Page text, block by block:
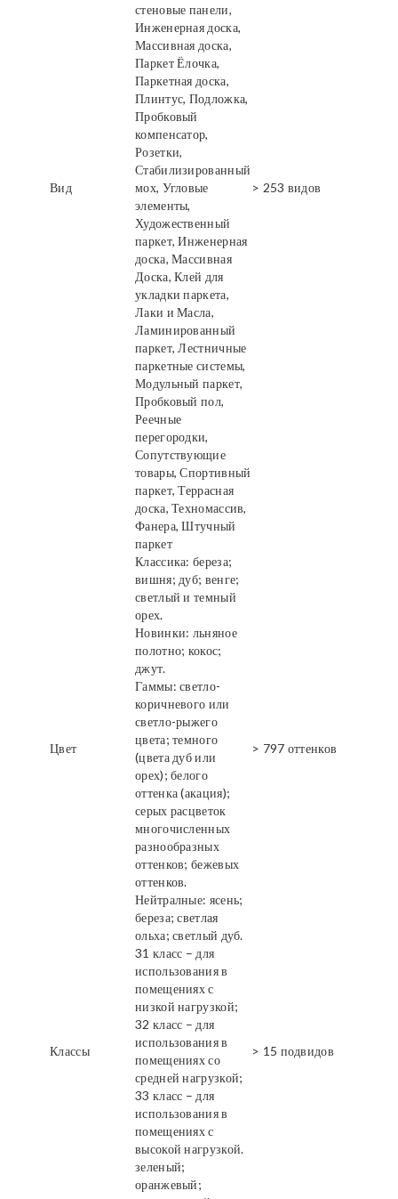
Вид
стеновые панели,
Инженерная доска,
Массивная доска,
Паркет Ёлочка,
Паркетная доска,
Плинтус, Подложка,
Пробковый
компенсатор,
Розетки,
Стабилизированный
мох, Угловые
элементы,
Художественный
паркет, Инженерная
доска, Массивная
Доска, Клей для
укладки паркета,
Лаки и Масла,
Ламинированный
паркет, Лестничные
паркетные системы,
Модульный паркет,
Пробковый пол,
Реечные
перегородки,
Сопутствующие
товары, Спортивный
паркет, Террасная
доска, Техномассив,
Фанера, Штучный
паркет
> 253 видов
Цвет
Классика: береза;
вишня; дуб; венге;
светлый и темный
орех.
Новинки: льняное
полотно; кокос;
джут.
Гаммы: светло-
коричневого или
светло-рыжего
цвета; темного
(цвета дуб или
орех); белого
оттенка (акация);
серых расцветок
многочисленных
разнообразных
оттенков; бежевых
оттенков.
Нейтралные: ясень;
береза; светлая
ольха; светлый дуб.
> 797 оттенков
Классы
31 класс – для
использования в
помещениях с
низкой нагрузкой;
32 класс – для
использования в
помещениях со
средней нагрузкой;
33 класс – для
использования в
помещениях с
высокой нагрузкой.
> 15 подвидов
зеленый;
оранжевый;